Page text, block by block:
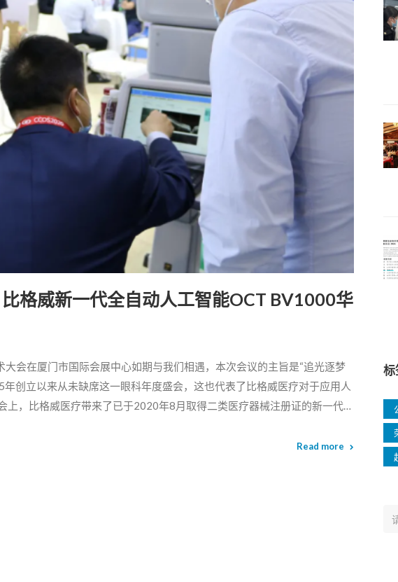
格威新一代全自动人工智能OCT BV1000华
会在厦门市国际会展中心如期与我们相遇，本次会议的主旨是“追光逐梦
创立以来从未缺席这一眼科年度盛会，这也代表了比格威医疗对于应用人
，比格威医疗带来了已于2020年8月取得二类医疗器械注册证的新一代全
第一人民医院眼科中心主任许迅教授，爱尔眼科集团副总裁、总院长、中
Read more
标